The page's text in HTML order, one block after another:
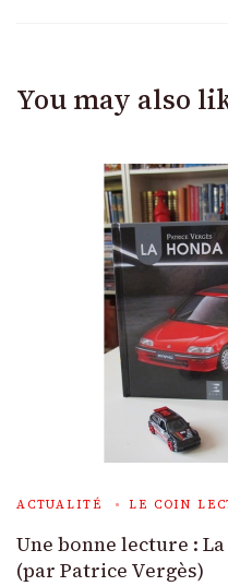
You may also
ACTUALITÉ LE COIN
Une bonne lecture :
(par Patrice Vergès)